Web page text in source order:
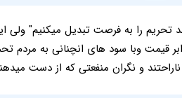
تحریم را به فرصت تبدیل میکنیم"
قیمت وبا سود های انچنانی به
و نگران منفعتی که از دست